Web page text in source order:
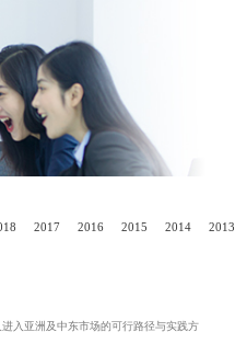
2017 2016 2015 2014 2013
入亚洲及中东市场的可行路径与实践方